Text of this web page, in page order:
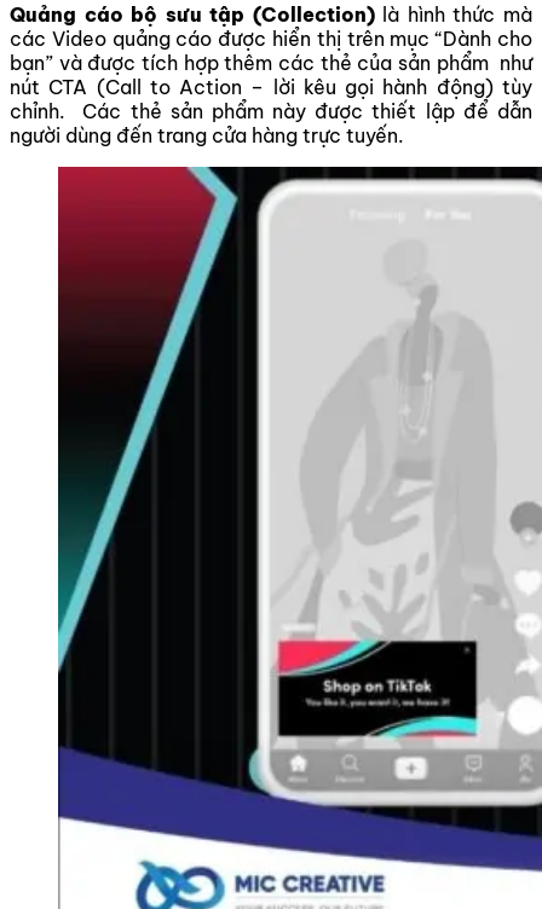
Quảng cáo bộ sưu tập (Collection)là hình thức mà
các Video quảng cáo được hiển thị trên mục “Dành cho
bạn” và được tích hợp thêm các thẻ của sản phẩm như
nút CTA (Call to Action – lời kêu gọi hành động) tùy
chỉnh. Các thẻ sản phẩm này được thiết lập để dẫn
người dùng đến trang cửa hàng trực tuyến.